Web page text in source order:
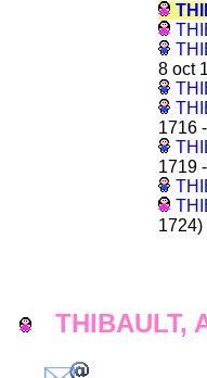
8 oct
1716
1719
1724)
THIBAULT,